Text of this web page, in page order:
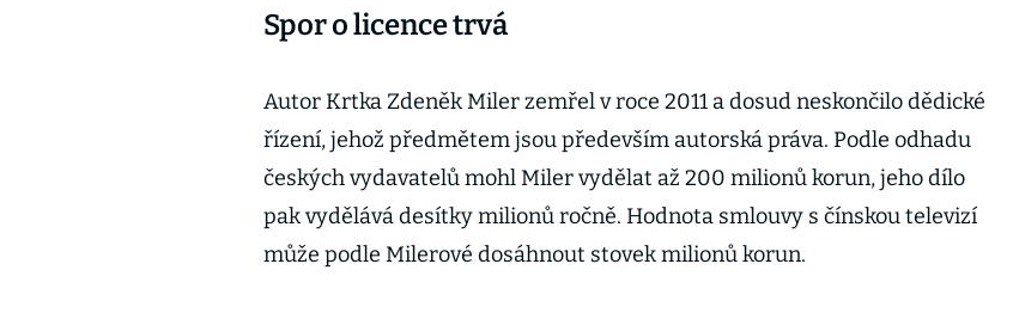
Spor o licence trvá
Autor Krtka Zdeněk Miler zemřel v roce 2011 a dosud neskončilo dědické
řízení, jehož předmětem jsou především autorská práva. Podle odhadu
českých vydavatelů mohl Miler vydělat až 200 milionů korun, jeho dílo
pak vydělává desítky milionů ročně. Hodnota smlouvy s čínskou televizí
může podle Milerové dosáhnout stovek milionů korun.